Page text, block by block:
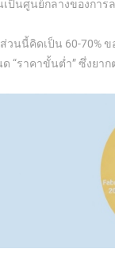
ป็นศูนย์กลางของกา
วนนี้คิดเป็น 60-70%
“ราคาขั้นต่ำ” ซึ่งยาก